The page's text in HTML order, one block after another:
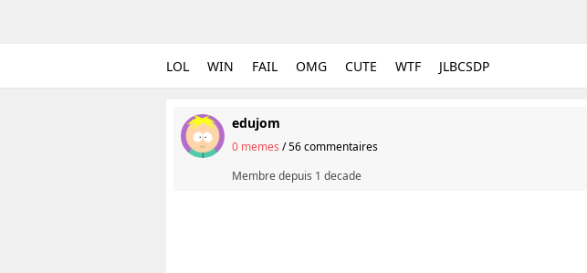
LOL WIN FAIL OMG CUTE WTF JLBCSDP
edujom
0 memes /56 commentaires
Membre depuis 1 decade